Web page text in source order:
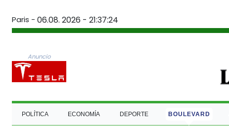
Paris - 06.08. 2026 - 21:37:25
Anuncio
POLÍTICA ECONOMÍA DEPORTE BOULEVARD